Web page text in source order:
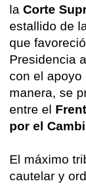
la Corte
estallido de
que
Presidencia
con el apoyo
manera, se
entre el
por el
El máximo
cautelar y